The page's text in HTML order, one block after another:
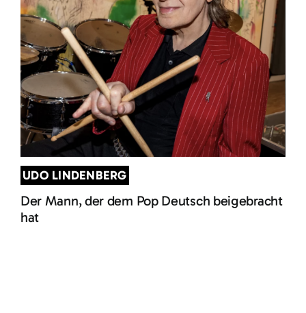
UDO LINDENBERG
Der Mann, der dem Pop Deutsch beigebracht
hat